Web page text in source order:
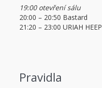
19:00 otevření sálu
20:00 – 20:50 Bastard
21:20 – 23:00 URIAH HEEP
Pravidla